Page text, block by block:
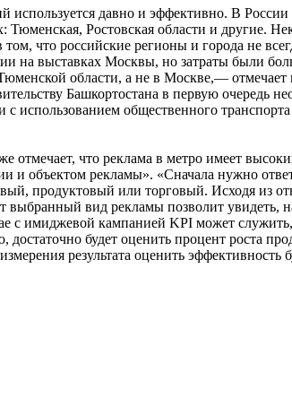
давно и эффективно. В
Ростовская области и другие.
что российские регионы и города не
на выставках Москвы, но затраты были
области, а не в Москве,—
Башкортостана в первую очередь
использованием общественного
что реклама в метро имеет
и объектом рекламы». «Сначала нужно
продуктовый или торговый. Исходя из
вид рекламы позволит увидеть,
с имиджевой кампанией KPI может
будет оценить процент роста
результата оценить